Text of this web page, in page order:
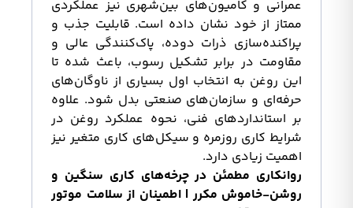
عمرانی و کامیون‌های بین‌شهری نیز عملکردی
ممتاز از خود نشان داده است. قابلیت جذب و
پراکنده‌سازی ذرات دوده، پاک‌کنندگی عالی و
مقاومت در برابر تشکیل رسوب، باعث شده تا
این روغن به انتخاب اول بسیاری از ناوگان‌های
حرفه‌ای و سازمان‌های صنعتی بدل شود. علاوه
بر استانداردهای فنی، نحوه عملکرد روغن در
شرایط کاری روزمره و سیکل‌های کاری متغیر نیز
اهمیت زیادی دارد.
روانکاری مطمئن در چرخه‌های کاری سنگین و
روشن-خاموش مکرر | اطمینان از سلامت موتور